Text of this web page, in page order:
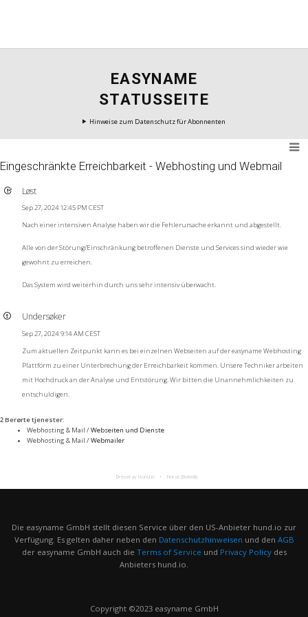
EASYNAME
STATUSSEITE
Hinweise zum Datenschutz für Abonnenten
Eingeschränkte Erreichbarkeit - Webhosting und Webmail
Løst
Sep 27, 2024 12:45 PM CEST
Nach einer intensiven Analyse haben wir die Fehlerursache erkannt und abgestellt.
Alle von der Störung/Einschränkung betroffenen Dienste und Services sind wieder wie
gewohnt zu erreichen.
Das System wird weiterhin durch uns sehr intensiv überwacht.
Undersøker
Sep 27, 2024 9:14 AM CEST
Zum aktuellen Zeitpunkt kann es bei einzelnen Webseiten auf der easyname Webhosting
Plattform zu einer Unterbrechung der Erreichbarkeit kommen. Unsere Techniker arbeiten
mit Hochdruck an der Analyse und Entstörung. Wir bitten die Unannehmlichkeiten zu
entschuldigen.
2 Berørte tjenester:
Webhosting & Mail /Webseiten und Dienste
Webhosting & Mail /Webmailer
Drevet av Hund.io Norsk (Bokmål)
Die easyname GmbH stellt diesen Service über den US-Anbieter hund.io zur
Verfügung. Es gelten daher neben den Datenschutzhinweisen und den AGB
der easyname GmbH auch die Terms of Service und Privacy Policydes
Anbieters hund.io.
Copyright ©2023 easyname GmbH